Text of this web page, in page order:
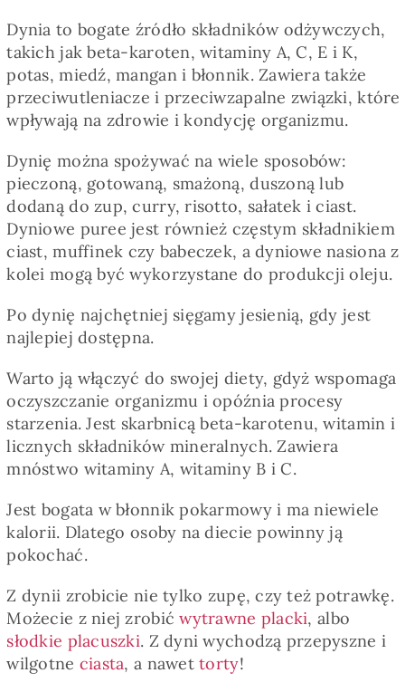
Polski
Dynia to bogate źródło składników odżywczych,
takich jak beta-karoten, witaminy A, C, E i K,
potas, miedź, mangan i błonnik. Zawiera także
przeciwutleniacze i przeciwzapalne związki, które
wpływają na zdrowie i kondycję organizmu.
Dynię można spożywać na wiele sposobów:
pieczoną, gotowaną, smażoną, duszoną lub
dodaną do zup, curry, risotto, sałatek i ciast.
Dyniowe puree jest również częstym składnikiem
ciast, muffinek czy babeczek, a dyniowe nasiona z
kolei mogą być wykorzystane do produkcji oleju.
Po dynię najchętniej sięgamy jesienią, gdy jest
najlepiej dostępna.
Warto ją włączyć do swojej diety, gdyż wspomaga
oczyszczanie organizmu i opóźnia procesy
starzenia. Jest skarbnicą beta-karotenu, witamin i
licznych składników mineralnych. Zawiera
mnóstwo witaminy A, witaminy B i C.
Jest bogata w błonnik pokarmowy i ma niewiele
kalorii. Dlatego osoby na diecie powinny ją
pokochać.
Z dynii zrobicie nie tylko zupę, czy też potrawkę.
Możecie z niej zrobićwytrawne placki, albo
słodkie placuszki. Z dyni wychodzą przepyszne i
wilgotne ciasta, a nawettorty!